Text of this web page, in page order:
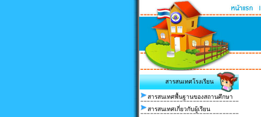
สารสนเทศโรงเรียน
สารสนเทศพื้นฐานของสถานศึกษา
สารสนเทศเกี่ยวกับผู้เรียน